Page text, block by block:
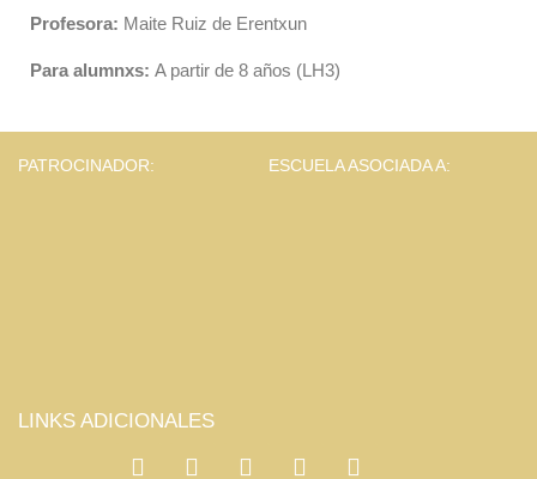
Profesora: Maite Ruiz de Erentxun
Para alumnxs: A partir de 8 años (LH3)
PATROCINADOR: ESCUELA ASOCIADA A:
LINKS ADICIONALES